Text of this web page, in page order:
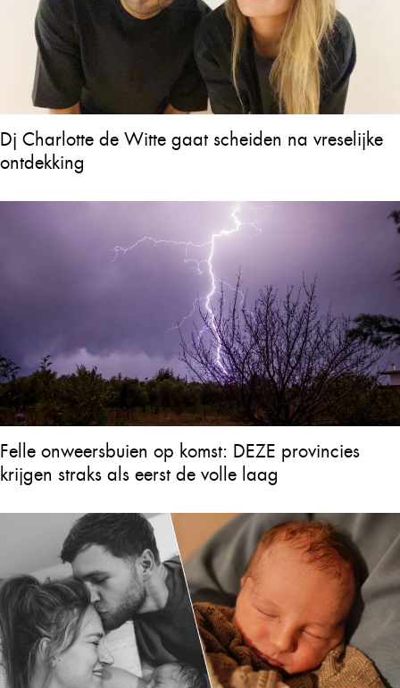
Dj Charlotte de Witte gaat scheiden na vreselijke
ontdekking
Felle onweersbuien op komst: DEZE provincies
krijgen straks als eerst de volle laag